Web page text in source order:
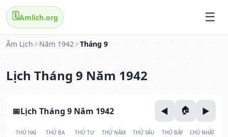
🗓️Amlich.org
Âm Lịch > Năm 1942>Tháng 9
Lịch Tháng 9 Năm 1942
Lịch Tháng 9 Năm 1942
THỨ HAI THỨ BA THỨ TƯ THỨ NĂM THỨ SÁU THỨ BẢY CHỦ NHẬT